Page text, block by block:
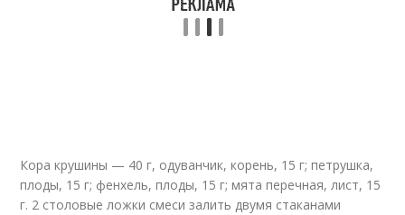
Кора крушины — 40 г, одуванчик, корень, 15 г; петрушка,
плоды, 15 г; фенхель, плоды, 15 г; мята перечная, лист, 15
г. 2 столовые ложки смеси залить двумя стаканами